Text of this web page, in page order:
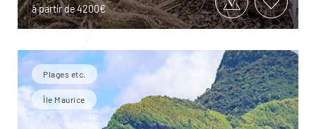
à partir de 4200€
Plages etc.
Île Maurice